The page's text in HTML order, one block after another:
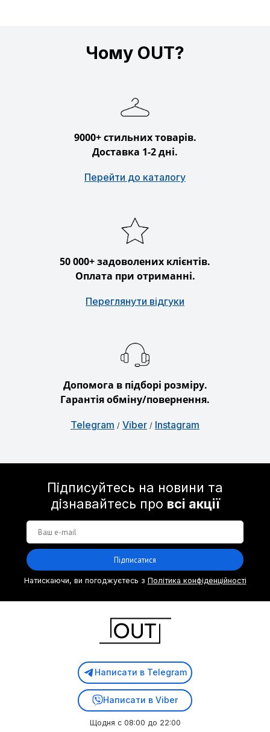
Чому OUT?
9000+ стильних товарів.
Доставка 1-2 дні.
Перейти до каталогу
50 000+ задоволених клієнтів.
Оплата при отриманні.
Переглянути відгуки
Допомога в підборі розміру.
Гарантія обміну/повернення.
Telegram / Viber / Instagram
Підписуйтесь на новини та
дізнавайтесь про всі акції
Підписатися
Натискаючи, ви погоджуєтесь з Політика конфіденційності
Написати в Telegram
Написати в Viber
Щодня с 08:00 до 22:00